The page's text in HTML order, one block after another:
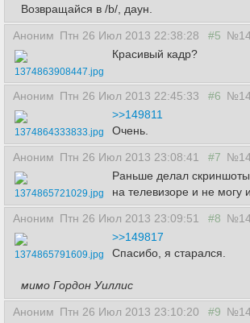
Возвращайся в /b/, даун.
Аноним Птн 26 Июл 2013 22:38:28 #5
1374863908447.jpg
Красивый кадр?
Аноним Птн 26 Июл 2013 22:45:33 #6
1374864333833.jpg
>>149811
Очень.
Аноним Птн 26 Июл 2013 23:08:41 #7
1374865721029.jpg
Раньше делал
на телевизоре и не могу
Аноним Птн 26 Июл 2013 23:09:51 #8
1374865791609.jpg
>>149817
Спасибо, я старался.
мимо Гордон Уиллис
Аноним Птн 26 Июл 2013 23:10:20 #9